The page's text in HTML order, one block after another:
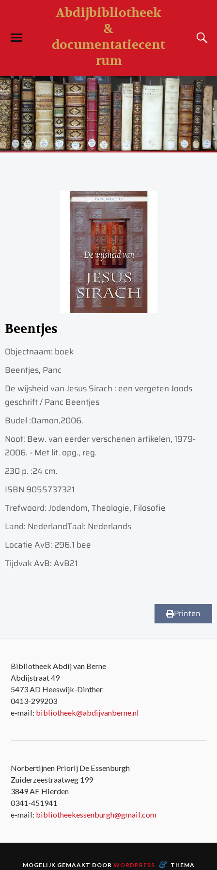
Abdijbibliotheek
&
documentatiecent
rum
Beentjes
Objectnaam: boek
Beentjes, Panc
De wijsheid van Jesus Sirach : een vergeten Joods
geschrift / Panc Beentjes
Budel :Damon,2006.
Noot: Bew. van eerder verschenen artikelen, 1979-
2006. - Met lit. opg., reg.
230 p. :24 cm.
ISBN 9055737321
Trefwoord: Jodendom, Theologie, Filosofie
Land: NederlandTaal: Nederlands
Locatie AvB: 296.1 bee
Tijdvak AvB: AvB21
Printen
Bibliotheek Abdij van Berne
Abdijstraat 49
5473 AD Heeswijk-Dinther
0413-299203
e-mail: bibliotheek@abdijvanberne.nl
Norbertijnen Priorij De Essenburgh
Zuiderzeestraatweg 199
3849 AE Hierden
0341-451941
e-mail: bibliotheekessenburgh@gmail.com
MOGELIJK GEMAAKT DOOR WORDPRESS & THEMA